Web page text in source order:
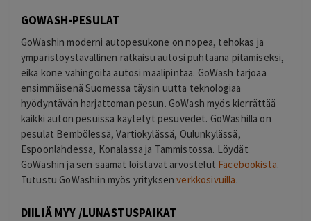
GOWASH-PESULAT
GoWashin moderni autopesukone on nopea, tehokas ja
ympäristöystävällinen ratkaisu autosi puhtaana pitämiseksi,
eikä kone vahingoita autosi maalipintaa. GoWash tarjoaa
ensimmäisenä Suomessa täysin uutta teknologiaa
hyödyntävän harjattoman pesun. GoWash myös kierrättää
kaikki auton pesuissa käytetyt pesuvedet. GoWashilla on
pesulat Bembölessä, Vartiokylässä, Oulunkylässä,
Espoonlahdessa, Konalassa ja Tammistossa. Löydät
GoWashin ja sen saamat loistavat arvostelut Facebookista.
Tutustu GoWashiin myös yrityksenverkkosivuilla.
DIILIÄ MYY /LUNASTUSPAIKAT